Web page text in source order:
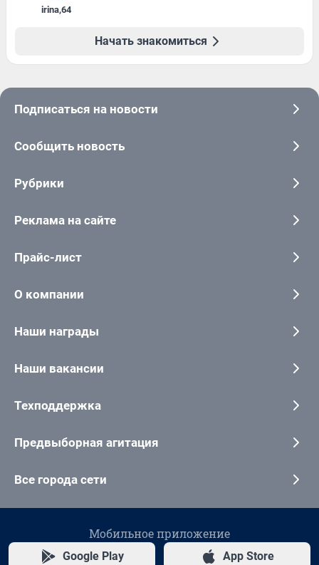
irina,64
Начать знакомиться
Подписаться на новости
Сообщить новость
Рубрики
Реклама на сайте
Прайс-лист
О компании
Наши награды
Наши вакансии
Техподдержка
Предвыборная агитация
Все города сети
Мобильное приложение
Google Play App Store